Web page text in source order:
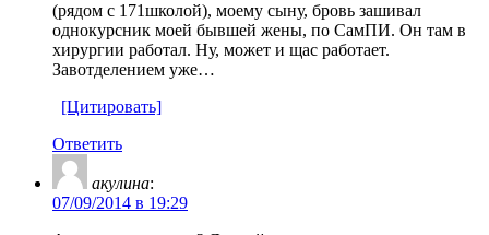
(рядом с 171школой), моему сыну, бровь зашивал
однокурсник моей бывшей жены, по СамПИ. Он там в
хирургии работал. Ну, может и щас работает.
Завотделением уже…
[Цитировать]
Ответить
акулина:
07/09/2014 в 19:29